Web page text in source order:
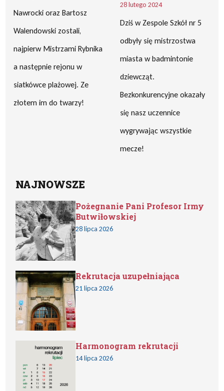
Nawrocki oraz Bartosz
Walendowski zostali,
najpierw Mistrzami Rybnika
a następnie rejonu w
siatkówce plażowej. Ze
złotem im do twarzy!
28 lutego 2024
Dziś w Zespole Szkół nr 5
odbyły się mistrzostwa
miasta w badmintonie
dziewcząt.
Bezkonkurencyjne okazały
się nasz uczennice
wygrywając wszystkie
mecze!
NAJNOWSZE
Pożegnanie Pani Profesor Irmy
Butwiłowskiej
28 lipca 2026
Rekrutacja uzupełniająca
21 lipca 2026
Harmonogram rekrutacji
14 lipca 2026